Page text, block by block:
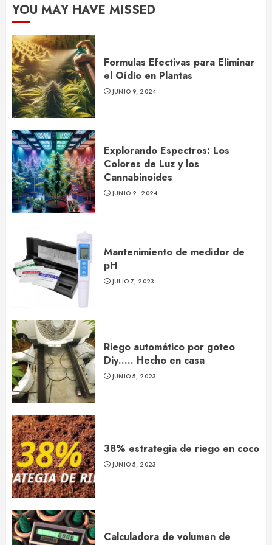
YOU MAY HAVE MISSED
Formulas Efectivas para Eliminar
el Oídio en Plantas
JUNIO 9, 2024
Explorando Espectros: Los
Colores de Luz y los
Cannabinoides
JUNIO 2, 2024
Mantenimiento de medidor de
pH
JULIO 7, 2023
Riego automático por goteo
Diy….. Hecho en casa
JUNIO 5, 2023
38% estrategia de riego en coco
JUNIO 5, 2023
Calculadora de volumen de